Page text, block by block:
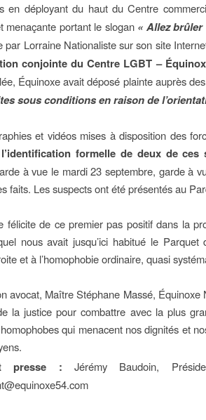
en déployant du haut du Centre
menaçante portant le slogan « Allez brûler
par Lorraine Nationaliste sur son site
conjointe du Centre LGBT –
Équinoxe avait déposé plainte auprès
sous conditions en raison de
et vidéos mises à disposition des
l’identification formelle de deux de ces
à vue le mardi 23 septembre, garde à
faits. Les suspects ont été présentés au
félicite de ce premier pas positif dans la
nous avait jusqu’ici habitué le
et à l’homophobie ordinaire, quasi
avocat, Maître Stéphane Massé,
la justice pour combattre avec la plus
qui menacent nos dignités et
presse : Jérémy Baudoin,